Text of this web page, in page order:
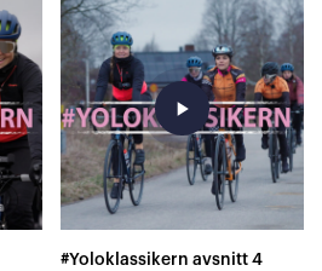
play_arrow
#Yoloklassikern avsnitt 4